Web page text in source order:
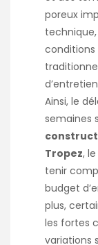
poreux
Ainsi, le
semaines
Tropez,
tenir
budget
plus,
les fortes
variations